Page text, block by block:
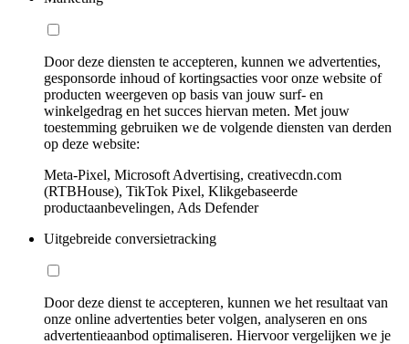
Door deze diensten te accepteren, kunnen we advertenties,
gesponsorde inhoud of kortingsacties voor onze website of
producten weergeven op basis van jouw surf- en
winkelgedrag en het succes hiervan meten. Met jouw
toestemming gebruiken we de volgende diensten van derden
op deze website:
Meta-Pixel, Microsoft Advertising, creativecdn.com
(RTBHouse), TikTok Pixel, Klikgebaseerde
productaanbevelingen, Ads Defender
Uitgebreide conversietracking
Door deze dienst te accepteren, kunnen we het resultaat van
onze online advertenties beter volgen, analyseren en ons
advertentieaanbod optimaliseren. Hiervoor vergelijken we je